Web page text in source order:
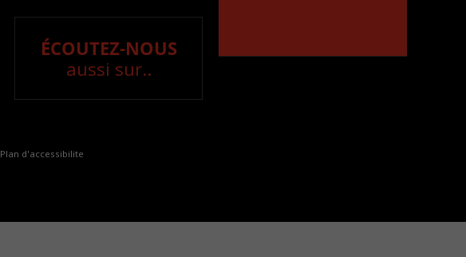
ÉCOUTEZ-NOUS
aussi sur..
Plan d'accessibilite